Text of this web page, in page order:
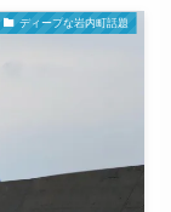
ディープな岩内町話題